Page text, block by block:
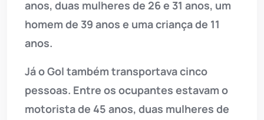
anos, duas mulheres de 26 e 31 anos, um
homem de 39 anos e uma criança de 11
anos.
Já o Gol também transportava cinco
pessoas. Entre os ocupantes estavam o
motorista de 45 anos, duas mulheres de